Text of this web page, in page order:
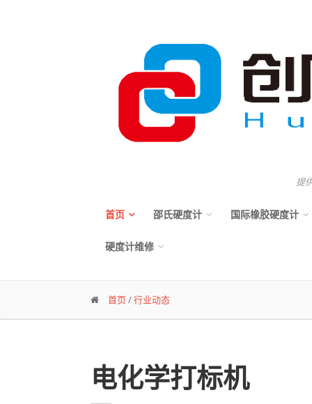
提
首页 邵氏硬度计 国际橡胶硬度计
硬度计维修
首页/行业动态
电化学打标机